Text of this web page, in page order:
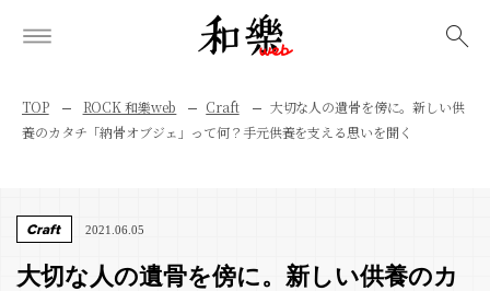
TOP ROCK 和樂web Craft
大切な人の遺骨を傍に。新しい供
養のカタチ「納骨オブジェ」って何？手元供養を支える思いを聞く
Craft 2021.06.05
大切な人の遺骨を傍に。新しい供養のカ